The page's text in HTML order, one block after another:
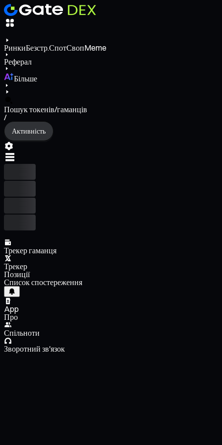
РинкиБезстр.СпотСвопMeme
Реферал
Більше
Пошук токенів/гаманців
/
Активність
Трекер гаманця
Трекер
Позиції
Список спостереження
App
Про
Спільноти
Зворотний зв'язок